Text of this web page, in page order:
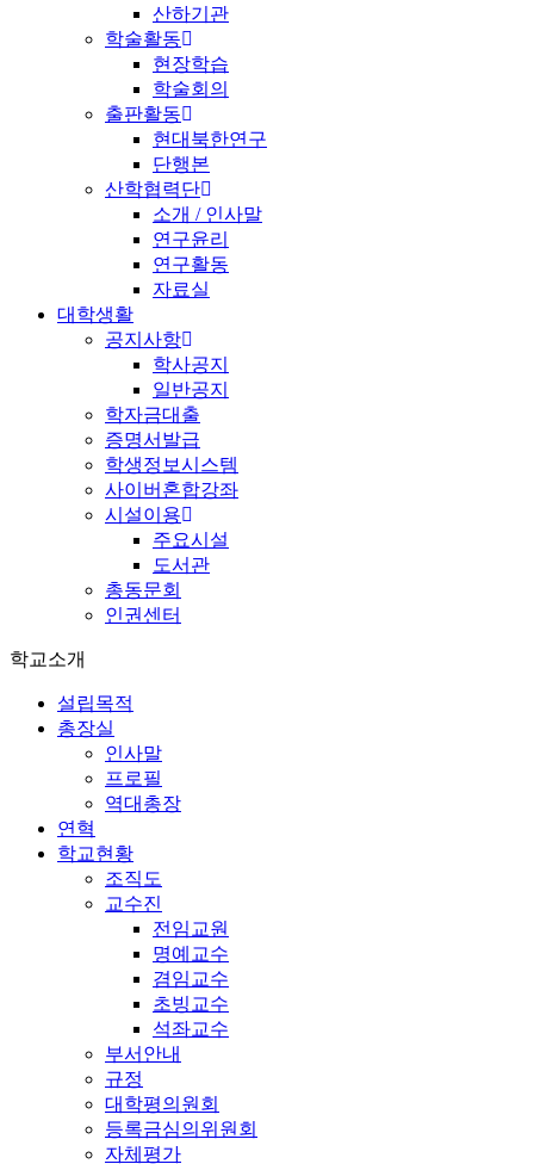
산하기관
학술활동
현장학습
학술회의
출판활동
현대북한연구
단행본
산학협력단
소개 / 인사말
연구윤리
연구활동
자료실
대학생활
공지사항
학사공지
일반공지
학자금대출
증명서발급
학생정보시스템
사이버혼합강좌
시설이용
주요시설
도서관
총동문회
인권센터
학교소개
설립목적
총장실
인사말
프로필
역대총장
연혁
학교현황
조직도
교수진
전임교원
명예교수
겸임교수
초빙교수
석좌교수
부서안내
규정
대학평의원회
등록금심의위원회
자체평가